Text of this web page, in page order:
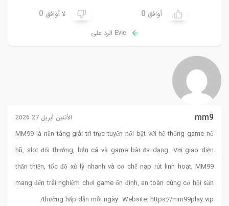
أوافق 0 لا أوافق 0
Evie الرد على
mm9 الأثنين أبريل 27 2026
MM99 là nền tảng giải trí trực tuyến nổi bật với hệ thống game nổ
hũ, slot đổi thưởng, bắn cá và game bài đa dạng. Với giao diện
thân thiện, tốc độ xử lý nhanh và cơ chế nạp rút linh hoạt, MM99
mang đến trải nghiệm chơi game ổn định, an toàn cùng cơ hội săn
thưởng hấp dẫn mỗi ngày. Website:https://mm99play.vip/